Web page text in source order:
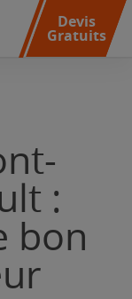
Devis
Gratuits
:
bon